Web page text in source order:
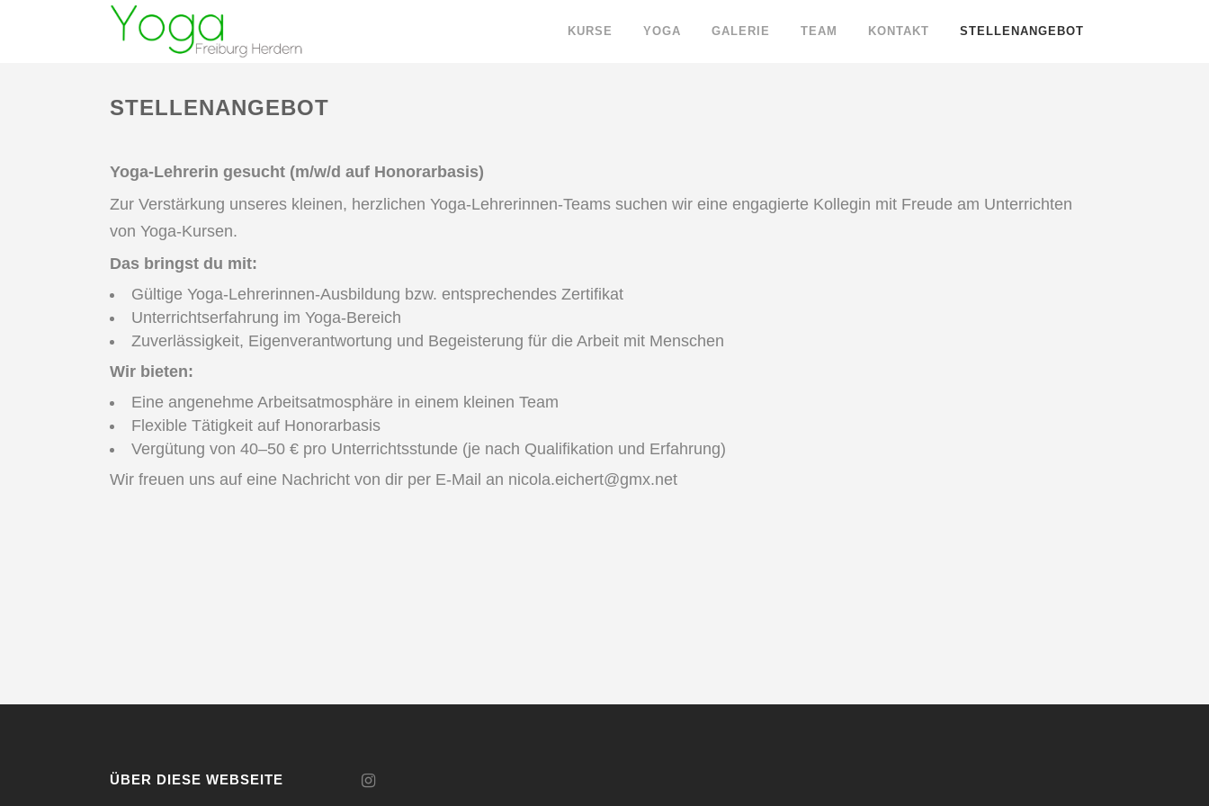
KURSE YOGA GALERIE TEAM KONTAKT STELLENANGEBOT
STELLENANGEBOT
Yoga-Lehrerin gesucht (m/w/d auf Honorarbasis)
Zur Verstärkung unseres kleinen, herzlichen Yoga-Lehrerinnen-Teams suchen wir eine engagierte Kollegin mit Freude am Unterrichten
von Yoga-Kursen.
Das bringst du mit:
Gültige Yoga-Lehrerinnen-Ausbildung bzw. entsprechendes Zertifikat
Unterrichtserfahrung im Yoga-Bereich
Zuverlässigkeit, Eigenverantwortung und Begeisterung für die Arbeit mit Menschen
Wir bieten:
Eine angenehme Arbeitsatmosphäre in einem kleinen Team
Flexible Tätigkeit auf Honorarbasis
Vergütung von 40–50 € pro Unterrichtsstunde (je nach Qualifikation und Erfahrung)
Wir freuen uns auf eine Nachricht von dir per E-Mail an nicola.eichert@gmx.net
ÜBER DIESE WEBSEITE